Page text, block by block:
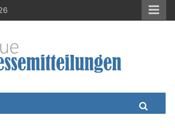
News, Meldungen, Wirtschaft